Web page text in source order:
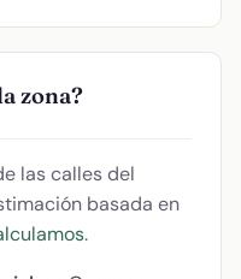
zona?
las calles del
basada en
.